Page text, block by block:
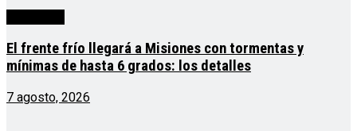
El frente frío llegará a Misiones con tormentas y
mínimas de hasta 6 grados: los detalles
7 agosto, 2026